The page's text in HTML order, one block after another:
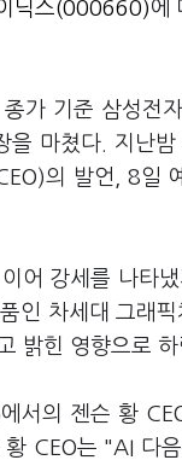
닉스(000660)에
가 기준 삼성
마쳤다. 지난밤
의 발언, 8일
어 강세를 나타
인 차세대 그래
밝힌 영향으로 하
서의 젠슨 황
CEO는 "AI 다